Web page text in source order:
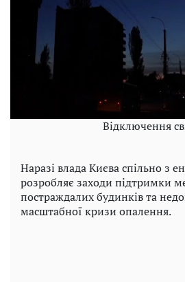
Відключення
Наразі влада Києва спільно з
розробляє заходи підтримки
постраждалих будинків та
масштабної кризи опалення.